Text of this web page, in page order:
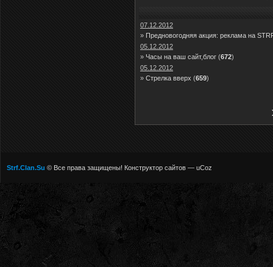
07.12.2012
» Предновогодняя акция: реклама на
05.12.2012
» Часы на ваш сайт,блог (672)
05.12.2012
» Стрелка вверх (659)
Strf.Clan.Su © Все права защищены! Конструктор сайтов — uCoz